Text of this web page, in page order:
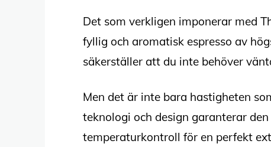
Det som verkligen imponerar med
fyllig och aromatisk espresso av
säkerställer att du inte behöver
Men det är inte bara hastigheten
teknologi och design garanterar
temperaturkontroll för en perfekt